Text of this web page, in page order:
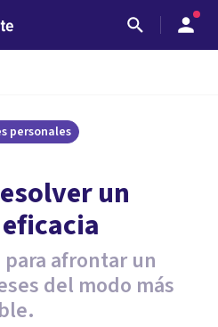
personales
un
afrontar un
del modo más